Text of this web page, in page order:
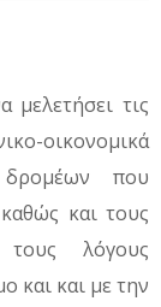
τις
οικονομικά
δρομέων που
και τους
τους λόγους
και και με την